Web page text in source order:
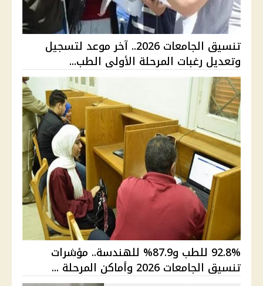
تنسيق الجامعات 2026.. آخر موعد لتسجيل
وتعديل رغبات المرحلة الأولى الطب...
92.8% للطب و87.9% للهندسة.. مؤشرات
تنسيق الجامعات 2026 وأماكن المرحلة ...